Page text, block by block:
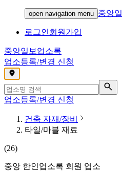
open navigation menu 중앙
로그인회원가입
중앙일보 업소록
업소등록/변경 신청
,
업소등록/변경 신청
건축 자재/장비
타일/마블 재료
(26)
중앙 한인업소록 회원 업소